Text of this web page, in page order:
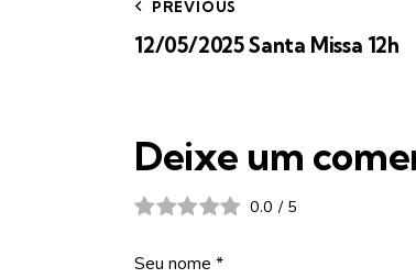
PREVIOUS
12/05/2025 Santa Missa 12h
Deixe um
0.0 / 5